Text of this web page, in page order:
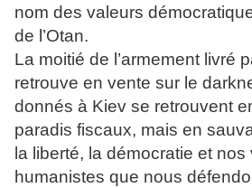
nom des valeurs
de l’Otan.
La moitié de l’armement livré
retrouve en vente sur le
donnés à Kiev se retrouvent
paradis fiscaux, mais en
la liberté, la démocratie et nos
humanistes que nous